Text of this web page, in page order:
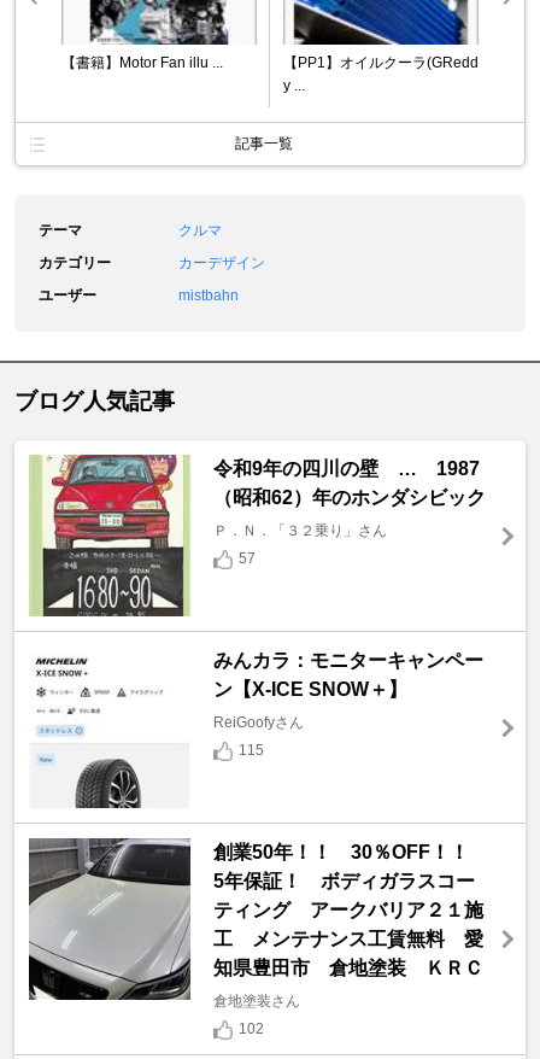
【書籍】Motor Fan illu ...
【PP1】オイルクーラ(GRedd
y ...
記事一覧
テーマ
クルマ
カテゴリー
カーデザイン
ユーザー
mistbahn
ブログ人気記事
令和9年の四川の壁 … 1987
（昭和62）年のホンダシビック
Ｐ．Ｎ．「３２乗り」さん
57
みんカラ：モニターキャンペー
ン【X-ICE SNOW＋】
ReiGoofyさん
115
創業50年！！ 30％OFF！！
5年保証！ ボディガラスコー
ティング アークバリア２１施
工 メンテナンス工賃無料 愛
知県豊田市 倉地塗装 ＫＲＣ
倉地塗装さん
102